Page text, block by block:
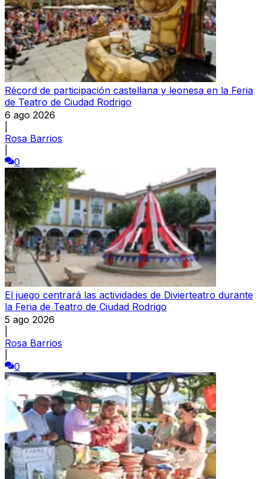
Récord de participación castellana y leonesa en la Feria
de Teatro de Ciudad Rodrigo
6 ago 2026
Rosa Barrios
0
El juego centrará las actividades de Divierteatro durante
la Feria de Teatro de Ciudad Rodrigo
5 ago 2026
Rosa Barrios
0